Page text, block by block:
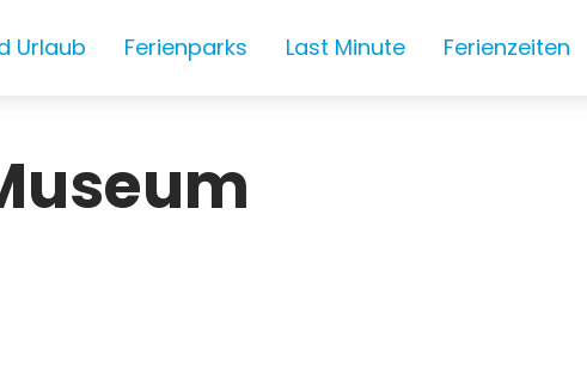
Urlaub Ferienparks Last Minute Ferienzeiten